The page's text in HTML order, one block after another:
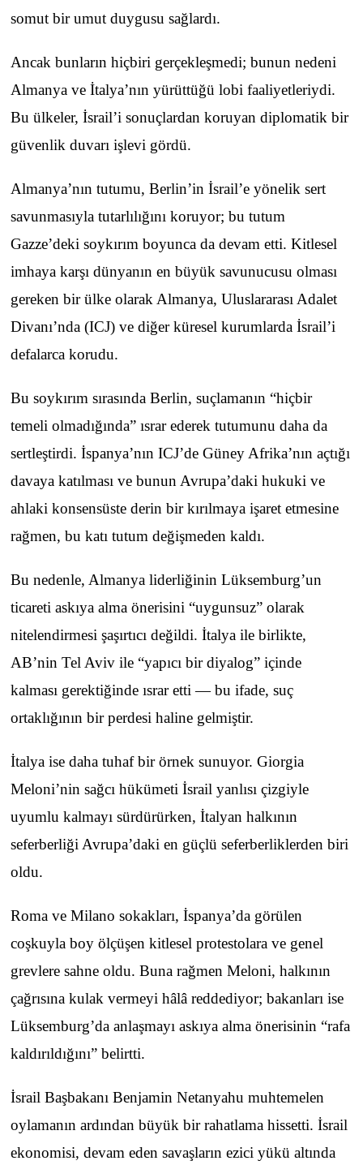
somut bir umut duygusu sağlardı.
Ancak bunların hiçbiri gerçekleşmedi; bunun nedeni
Almanya ve İtalya’nın yürüttüğü lobi faaliyetleriydi.
Bu ülkeler, İsrail’i sonuçlardan koruyan diplomatik bir
güvenlik duvarı işlevi gördü.
Almanya’nın tutumu, Berlin’in İsrail’e yönelik sert
savunmasıyla tutarlılığını koruyor; bu tutum
Gazze’deki soykırım boyunca da devam etti. Kitlesel
imhaya karşı dünyanın en büyük savunucusu olması
gereken bir ülke olarak Almanya, Uluslararası Adalet
Divanı’nda (ICJ) ve diğer küresel kurumlarda İsrail’i
defalarca korudu.
Bu soykırım sırasında Berlin, suçlamanın “hiçbir
temeli olmadığında” ısrar ederek tutumunu daha da
sertleştirdi. İspanya’nın ICJ’de Güney Afrika’nın açtığı
davaya katılması ve bunun Avrupa’daki hukuki ve
ahlaki konsensüste derin bir kırılmaya işaret etmesine
rağmen, bu katı tutum değişmeden kaldı.
Bu nedenle, Almanya liderliğinin Lüksemburg’un
ticareti askıya alma önerisini “uygunsuz” olarak
nitelendirmesi şaşırtıcı değildi. İtalya ile birlikte,
AB’nin Tel Aviv ile “yapıcı bir diyalog” içinde
kalması gerektiğinde ısrar etti — bu ifade, suç
ortaklığının bir perdesi haline gelmiştir.
İtalya ise daha tuhaf bir örnek sunuyor. Giorgia
Meloni’nin sağcı hükümeti İsrail yanlısı çizgiyle
uyumlu kalmayı sürdürürken, İtalyan halkının
seferberliği Avrupa’daki en güçlü seferberliklerden biri
oldu.
Roma ve Milano sokakları, İspanya’da görülen
coşkuyla boy ölçüşen kitlesel protestolara ve genel
grevlere sahne oldu. Buna rağmen Meloni, halkının
çağrısına kulak vermeyi hâlâ reddediyor; bakanları ise
Lüksemburg’da anlaşmayı askıya alma önerisinin “rafa
kaldırıldığını” belirtti.
İsrail Başbakanı Benjamin Netanyahu muhtemelen
oylamanın ardından büyük bir rahatlama hissetti. İsrail
ekonomisi, devam eden savaşların ezici yükü altında